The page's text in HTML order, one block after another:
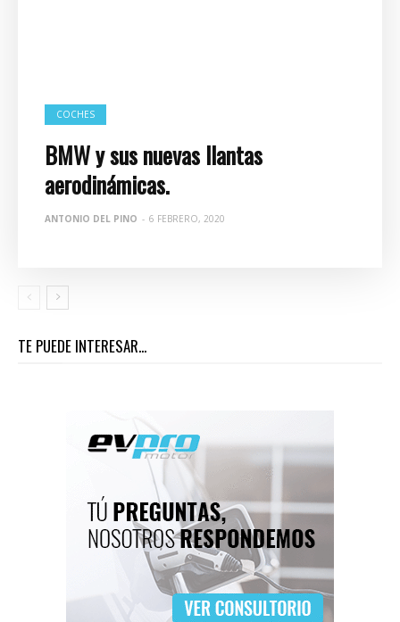
COCHES
BMW y sus nuevas llantas
aerodinámicas.
ANTONIO DEL PINO - 6 FEBRERO, 2020
TE PUEDE INTERESAR...